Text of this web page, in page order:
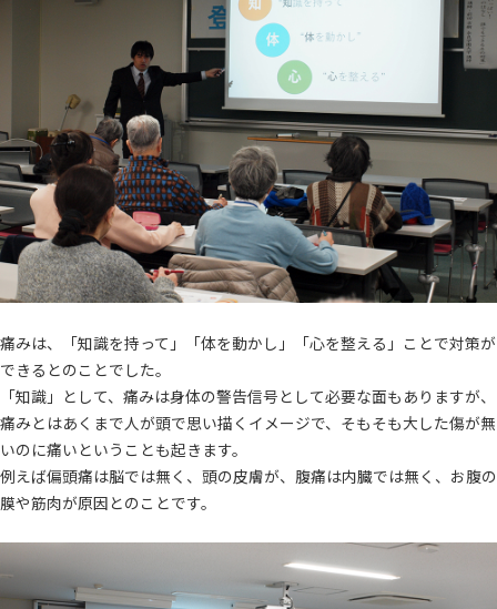
痛みは、「知識を持って」「体を動かし」「心を整える」ことで対策が
できるとのことでした。
「知識」として、痛みは身体の警告信号として必要な面もありますが、
痛みとはあくまで人が頭で思い描くイメージで、そもそも大した傷が無
いのに痛いということも起きます。
例えば偏頭痛は脳では無く、頭の皮膚が、腹痛は内臓では無く、お腹の
膜や筋肉が原因とのことです。